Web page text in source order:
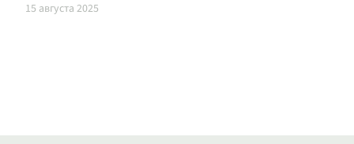
15 августа 2025